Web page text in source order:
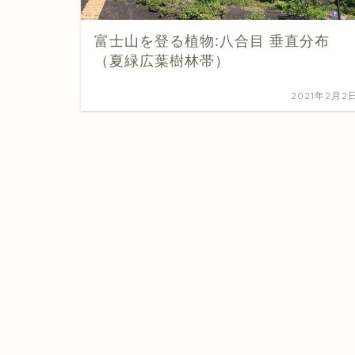
富士山を登る植物:八合目 垂直分布
（夏緑広葉樹林帯）
2021年2月2